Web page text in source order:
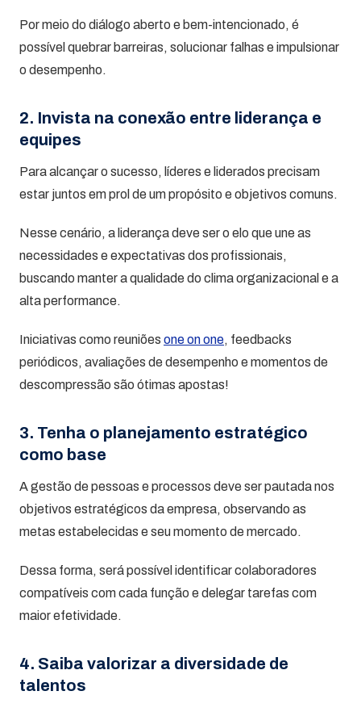
Por meio do diálogo aberto e bem-intencionado, é
possível quebrar barreiras, solucionar falhas e impulsionar
o desempenho.
2. Invista na conexão entre liderança e
equipes
Para alcançar o sucesso, líderes e liderados precisam
estar juntos em prol de um propósito e objetivos comuns.
Nesse cenário, a liderança deve ser o elo que une as
necessidades e expectativas dos profissionais,
buscando manter a qualidade do clima organizacional e a
alta performance.
Iniciativas como reuniões one on one, feedbacks
periódicos, avaliações de desempenho e momentos de
descompressão são ótimas apostas!
3. Tenha o planejamento estratégico
como base
A gestão de pessoas e processos deve ser pautada nos
objetivos estratégicos da empresa, observando as
metas estabelecidas e seu momento de mercado.
Dessa forma, será possível identificar colaboradores
compatíveis com cada função e delegar tarefas com
maior efetividade.
4. Saiba valorizar a diversidade de
talentos